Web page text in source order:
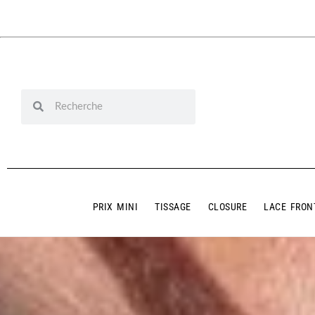
PRIX MINI TISSAGE CLOSURE LACE